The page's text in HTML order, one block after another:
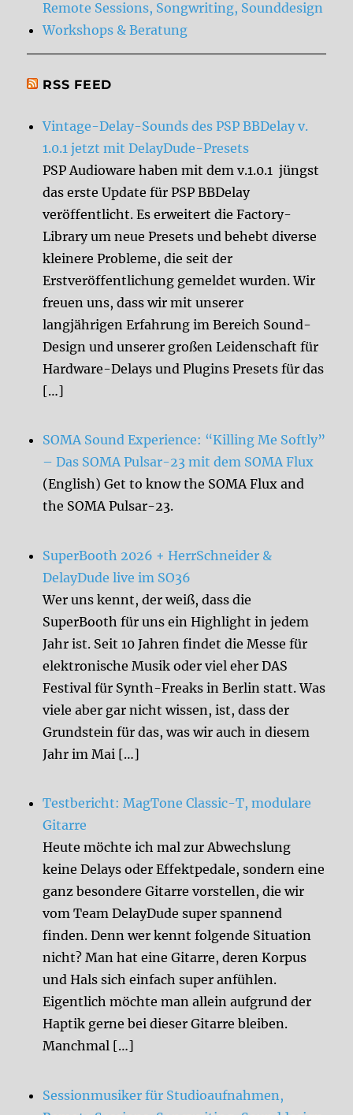
Remote Sessions, Songwriting, Sounddesign
Workshops & Beratung
RSS FEED
Vintage-Delay-Sounds des PSP BBDelay v.
1.0.1 jetzt mit DelayDude-Presets
PSP Audioware haben mit dem v.1.0.1 jüngst
das erste Update für PSP BBDelay
veröffentlicht. Es erweitert die Factory-
Library um neue Presets und behebt diverse
kleinere Probleme, die seit der
Erstveröffentlichung gemeldet wurden. Wir
freuen uns, dass wir mit unserer
langjährigen Erfahrung im Bereich Sound-
Design und unserer großen Leidenschaft für
Hardware-Delays und Plugins Presets für das
[…]
SOMA Sound Experience: “Killing Me Softly”
– Das SOMA Pulsar-23 mit dem SOMA Flux
(English) Get to know the SOMA Flux and
the SOMA Pulsar-23.
SuperBooth 2026 + HerrSchneider &
DelayDude live im SO36
Wer uns kennt, der weiß, dass die
SuperBooth für uns ein Highlight in jedem
Jahr ist. Seit 10 Jahren findet die Messe für
elektronische Musik oder viel eher DAS
Festival für Synth-Freaks in Berlin statt. Was
viele aber gar nicht wissen, ist, dass der
Grundstein für das, was wir auch in diesem
Jahr im Mai […]
Testbericht: MagTone Classic-T, modulare
Gitarre
Heute möchte ich mal zur Abwechslung
keine Delays oder Effektpedale, sondern eine
ganz besondere Gitarre vorstellen, die wir
vom Team DelayDude super spannend
finden. Denn wer kennt folgende Situation
nicht? Man hat eine Gitarre, deren Korpus
und Hals sich einfach super anfühlen.
Eigentlich möchte man allein aufgrund der
Haptik gerne bei dieser Gitarre bleiben.
Manchmal […]
Sessionmusiker für Studioaufnahmen,